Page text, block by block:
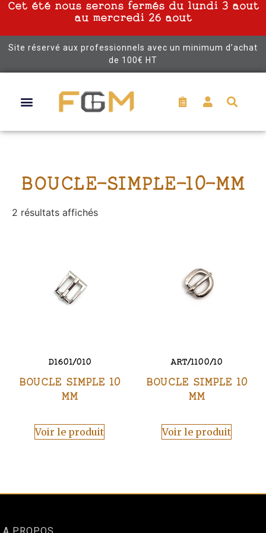
Cet été nous serons fermés du lundi 3 aout
au mercredi 26 aout
Site réservé aux professionnels avec un minimum d’achat
de 100€ HT
BOUCLE-SIMPLE-10-MM
2 résultats affichés
D1601/010
BOUCLE SIMPLE 10
MM
Voir le produit
ART/1100/10
BOUCLE SIMPLE 10
MM
Voir le produit